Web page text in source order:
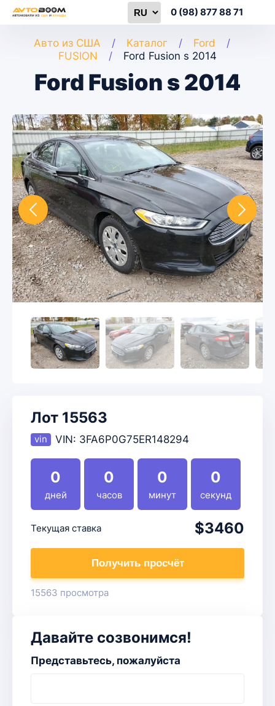
0 (98) 877 88 71
Авто из США Каталог
Ford
FUSION
Ford Fusion s 2014
Ford Fusion s 2014
Лот 15563
VIN: 3FA6P0G75ER148294
0
дней
0
часов
0
минут
0
секунд
Текущая ставка $3460
Получить просчёт
15563 просмотра
Давайте созвонимся!
Представьтесь, пожалуйста